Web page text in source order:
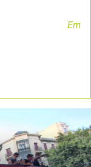
Em